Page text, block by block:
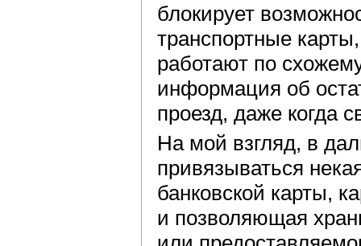
блокирует
транспортные
работают по
информация об
проезд, даже когда
На мой взгляд, в
привязываться
банковской карты,
и позволяющая